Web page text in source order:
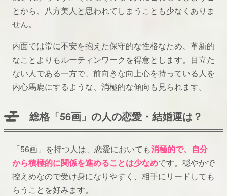
とから、八方美人と思われてしまうことも少なくありま
せん。
内面では常に不安を抱えた保守的な性格なため、革新的
なことよりもルーティンワークを得意とします。目立た
ない人である一方で、前向きな向上心を持っている人を
内心馬鹿にするような、消極的な傾向も見られます。
総格「56画」の人の恋愛・結婚運は？
「56画」を持つ人は、恋愛においても消極的で、自分
から積極的に関係を進めることは少なめです。穏やかで
控えめなので受け身になりやすく、相手にリードしても
らうことを好みます。